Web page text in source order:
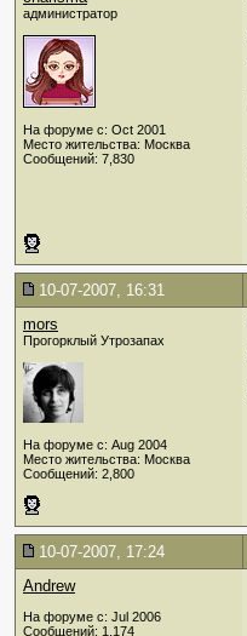
администратор
На форуме с: Oct 2001
Место жительства: Москва
Сообщений: 7,830
10-07-2007, 16:31
mors
Прогорклый Утрозапах
На форуме с: Aug 2004
Место жительства: Москва
Сообщений: 2,800
10-07-2007, 17:24
Andrew
На форуме с: Jul 2006
Сообщений: 1,174